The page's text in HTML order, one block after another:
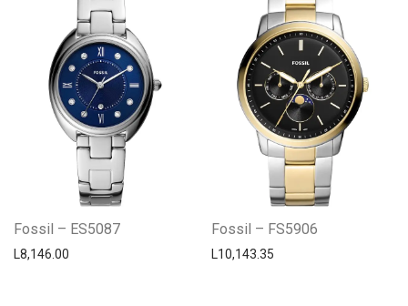
Fossil – ES5087
L8,146.00
Fossil – FS5906
L10,143.35